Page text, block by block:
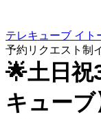
テレキューブ イト
予約リクエスト制
🌟土日祝
キュー